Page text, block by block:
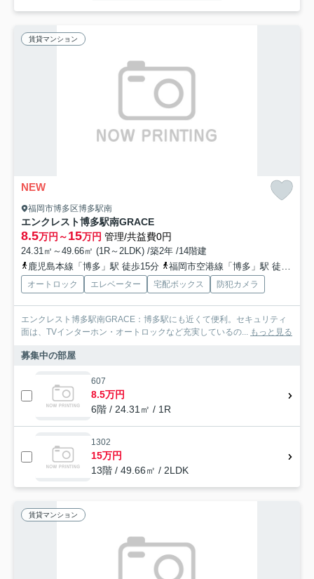
賃貸マンション
NEW
福岡市博多区博多駅南
エンクレスト博多駅南GRACE
8.5万円～15万円 管理/共益費0円
24.31㎡～49.66㎡ (1R～2LDK) /築2年 /14階建
鹿児島本線「博多」駅 徒歩15分
福岡市空港線「博多」駅 徒歩15分
オートロック エレベーター 宅配ボックス 防犯カメラ
エンクレスト博多駅南GRACE：博多駅にも近くて便利。セキュリティ
面は、TVインターホン・オートロックなど充実しているの... もっと見る
募集中の部屋
607
8.5万円
6階 / 24.31㎡ / 1R
1302
15万円
13階 / 49.66㎡ / 2LDK
賃貸マンション